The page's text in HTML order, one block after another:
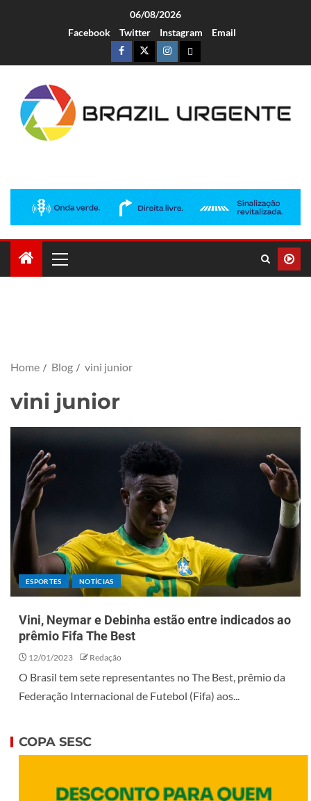
06/08/2026
Facebook
Twitter Instagram Email
Home Blog vini junior
vini junior
ESPORTES NOTÍCIAS
Vini, Neymar e Debinha estão entre indicados ao
prêmio Fifa The Best
12/01/2023 Redação
O Brasil tem sete representantes no The Best, prêmio da
Federação Internacional de Futebol (Fifa) aos...
COPA SESC